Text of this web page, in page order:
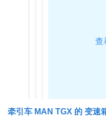
牵引车 MAN TGX 的 变速